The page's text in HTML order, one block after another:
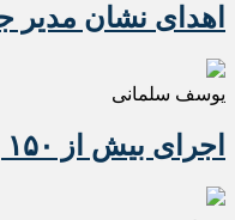
اهدای نشان مدیر
یوسف سلمانی
اجرای بیش از ۱۵۰ برنامه فرهنگی در اهر